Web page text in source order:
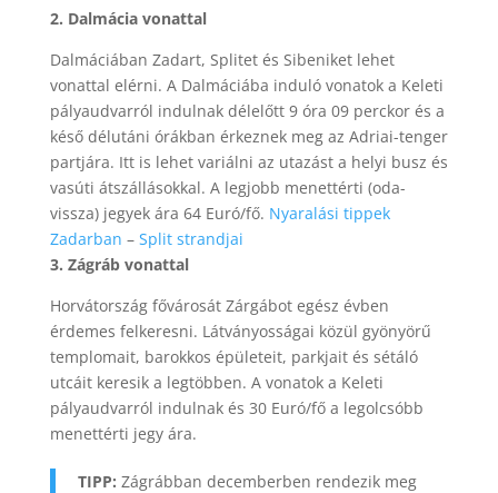
2. Dalmácia vonattal
Dalmáciában Zadart, Splitet és Sibeniket lehet
vonattal elérni. A Dalmáciába induló vonatok a Keleti
pályaudvarról indulnak délelőtt 9 óra 09 perckor és a
késő délutáni órákban érkeznek meg az Adriai-tenger
partjára. Itt is lehet variálni az utazást a helyi busz és
vasúti átszállásokkal. A legjobb menettérti (oda-
vissza) jegyek ára 64 Euró/fő. Nyaralási tippek
Zadarban – Split strandjai
3. Zágráb vonattal
Horvátország fővárosát Zárgábot egész évben
érdemes felkeresni. Látványosságai közül gyönyörű
templomait, barokkos épületeit, parkjait és sétáló
utcáit keresik a legtöbben. A vonatok a Keleti
pályaudvarról indulnak és 30 Euró/fő a legolcsóbb
menettérti jegy ára.
TIPP: Zágrábban decemberben rendezik meg